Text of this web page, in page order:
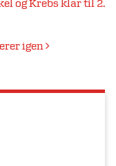
og Krebs klar til 2.
igen